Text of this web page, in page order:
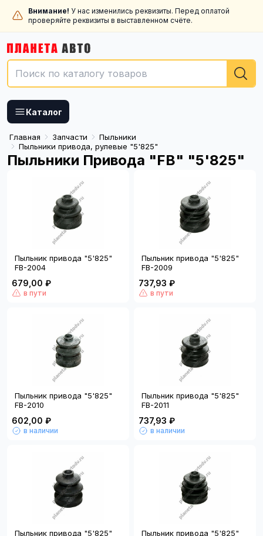
Внимание! У нас изменились реквизиты. Перед оплатой
проверяйте реквизиты в выставленном счёте.
Каталог
Главная Запчасти
Пыльники
Пыльники привода, рулевые "5'825"
Пыльники Привода "FB" "5'825"
Пыльник привода "5'825"
FB-2004
679,00 ₽
в пути
Пыльник привода "5'825"
FB-2009
737,93 ₽
в пути
Пыльник привода "5'825"
FB-2010
602,00 ₽
в наличии
Пыльник привода "5'825"
FB-2011
737,93 ₽
в наличии
Пыльник привода "5'825"
Пыльник привода "5'825"
Планета Авто автотовары